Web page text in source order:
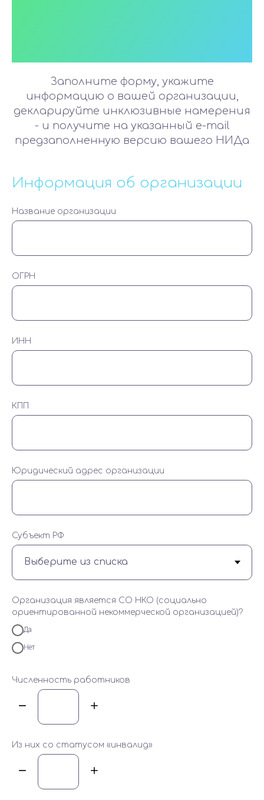
Заполните форму, укажите
информацию о вашей организации,
декларируйте инклюзивные намерения
- и получите на указанный e-mail
предзаполненную версию вашего НИДа
Информация об организации
Название организации
ОГРН
ИНН
КПП
Юридический адрес организации
Субъект РФ
Организация является СО НКО (социально
ориентированной некоммерческой организацией)?
Да
Нет
Численность работников
Из них со статусом «инвалид»